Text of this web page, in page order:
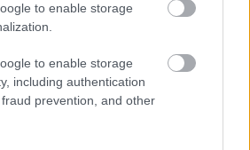
to enable storage
to enable storage
including authentication
prevention, and other